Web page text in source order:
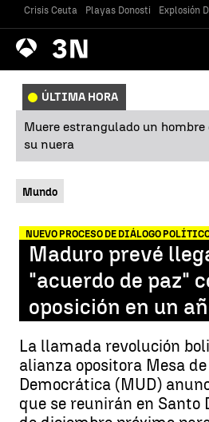
Crisis Ceuta Playas Donosti Explosión
Antena
3 Noticias
ÚLTIMA HORA
Muere estrangulado un
su nuera
Mundo
NUEVO PROCESO DE DIÁLOGO
Maduro prevé
"acuerdo de paz"
oposición en un
La llamada revolución
alianza opositora Mesa
Democrática (MUD)
que se reunirán en Santo